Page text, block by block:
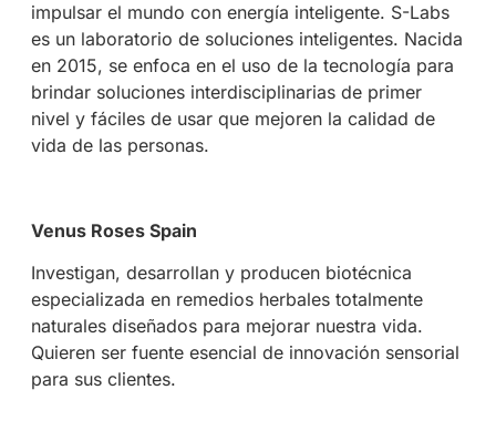
impulsar el mundo con energía inteligente. S-Labs
es un laboratorio de soluciones inteligentes. Nacida
en 2015, se enfoca en el uso de la tecnología para
brindar soluciones interdisciplinarias de primer
nivel y fáciles de usar que mejoren la calidad de
vida de las personas.
Venus Roses Spain
Investigan, desarrollan y producen biotécnica
especializada en remedios herbales totalmente
naturales diseñados para mejorar nuestra vida.
Quieren ser fuente esencial de innovación sensorial
para sus clientes.